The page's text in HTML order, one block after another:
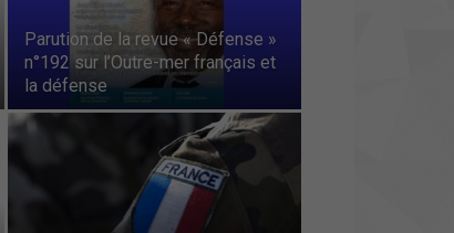
Parution de la revue « Défense »
n°192 sur l’Outre-mer français et
la défense